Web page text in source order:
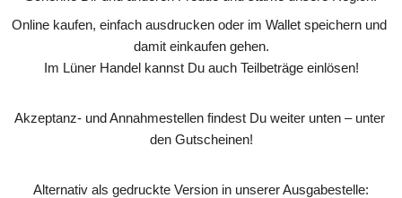
Online kaufen, einfach ausdrucken oder im Wallet speichern und
damit einkaufen gehen.
Im Lüner Handel kannst Du auch Teilbeträge einlösen!
Akzeptanz- und Annahmestellen findest Du weiter unten – unter
den Gutscheinen!
Alternativ als gedruckte Version in unserer Ausgabestelle: